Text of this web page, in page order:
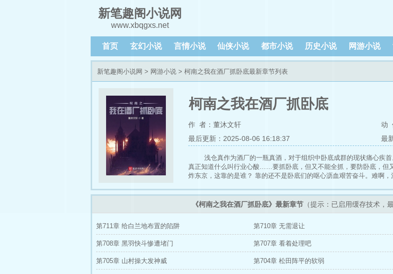
新笔趣阁小说网
www.xbqgxs.net
首页 玄幻小说 言情小说 仙侠小说 都市小说 历史小说 网游小说
新笔趣阁小说网 > 网游小说 > 柯南之我在酒厂抓卧底最新章节列表
柯南之我在酒厂抓卧底
作 者：董沐文轩 动
最后更新：2025-08-06 16:18:37
最
浅仓真作为酒厂的一瓶真酒，对于组织中卧底成群的现状痛心疾
真正知道什么叫行业心酸……要抓卧底，但又不能全抓，要防卧底，
炸东京，这靠的是谁？ 靠的还不是卧底们的呕心沥血艰苦奋斗。难啊
《柯南之我在酒厂抓卧底》最新章节 （提示：已启用缓存技术，
第711章 给白兰地布置的陷阱 第710章 无需退让
第708章 黑羽快斗惨遭堵门 第707章 看着处理吧
第705章 山村操大发神威 第704章 松田阵平的软弱